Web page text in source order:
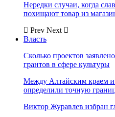
Нередки случаи, когда
похищают товар из
Prev Next
Власть
Сколько проектов
грантов в сфере культуры
Между Алтайским краем
определили точную
Виктор Журавлев избран